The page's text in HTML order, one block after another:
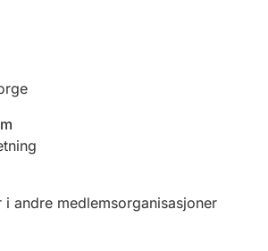
i andre medlemsorganisasjoner